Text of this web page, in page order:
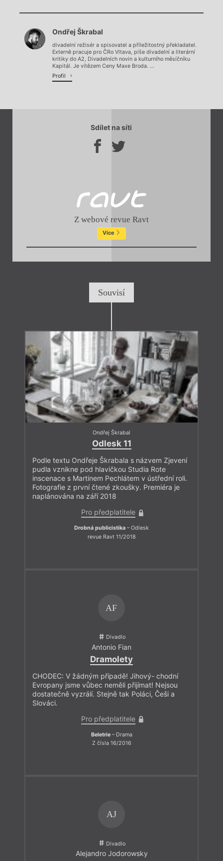
Chviličku.
Načítá se.
Ondřej Škrabal
divadelní režisér a spisovatel a příležitostný překladatel.
Externě pracuje pro ČRo Vltava, píše divadelní a literární
kritiky do A2, Divadelních novin a kulturního měsíčníku
Kapitál. Je vítězem Ceny Maxe Broda. ...
Profil
Sdílet na síti
Z webové revue Ravt
Více
Souvisí
Ondřej Škrabal
Odlesk 11
Podle textu Ondřeje Škrabala s názvem Zjevení
pudla vznikne pod hlavičkou Studia Rote
inscenace s Martinem Pechlátem v ústřední roli.
Fotografie z první čtené zkoušky. Premiéra je
naplánována na září 2018
Pro předplatitele
Drobná publicistika – Odlesk
revue Ravt 11/2018
AF
Divadlo
Antonio Fian
Dramolety
CHODEC: V žádným případě! Jihový- chodní
Evropany jsme vůbec neměli přijímat! Nejsou
dostatečně vyzrálí. Stejně tak Poláci, Češi a
Slováci.
Pro předplatitele
Beletrie– Drama
Z čísla 16/2016
AJ
Divadlo
Alejandro Jodorowsky